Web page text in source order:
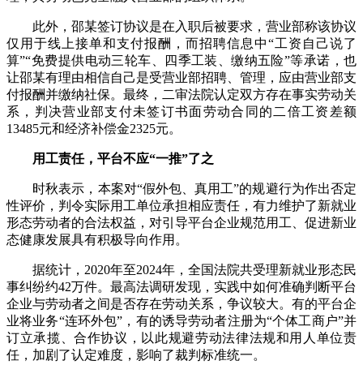
此外，邵某签订协议是在入职后被要求，营业部称该协议
仅用于线上接单和支付报酬，而招聘信息中“工资自己说了
算”“免费提供电动三轮车、四季工装、缴纳五险”等承诺，也
让邵某有理由相信自己是受营业部招聘、管理，应由营业部支
付报酬并缴纳社保。最终，二审法院认定双方存在事实劳动关
系，判决营业部支付未签订书面劳动合同的二倍工资差额
13485元和经济补偿金2325元。
用工责任，平台不应“一推”了之
时秋表示，本案对“假外包、真用工”的规避行为作出否定
性评价，判令实际用工单位承担相应责任，有力维护了新就业
形态劳动者的合法权益，对引导平台企业规范用工、促进新业
态健康发展具有积极导向作用。
据统计，2020年至2024年，全国法院共受理新就业形态民
事纠纷约42万件。最高法调研发现，实践中如何准确判断平台
企业与劳动者之间是否存在劳动关系，争议较大。有的平台企
业将业务“连环外包”，有的诱导劳动者注册为“个体工商户”并
订立承揽、合作协议，以此规避劳动法律法规和用人单位责
任，加剧了认定难度，影响了裁判标准统一。